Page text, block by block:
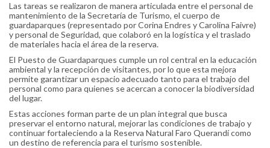
Las tareas se realizaron de manera articulada entre el personal de
mantenimiento de la Secretaría de Turismo, el cuerpo de
guardaparques (representado por Corina Endres y Carolina Faivre)
y personal de Seguridad, que colaboró en la logística y el traslado
de materiales hacia el área de la reserva.
El Puesto de Guardaparques cumple un rol central en la educación
ambiental y la recepción de visitantes, por lo que esta mejora
permite garantizar un espacio adecuado tanto para el trabajo del
personal como para quienes se acercan a conocer la biodiversidad
del lugar.
Estas acciones forman parte de un plan integral que busca
preservar el entorno natural, mejorar las condiciones de trabajo y
continuar fortaleciendo a la Reserva Natural Faro Querandí como
un destino de referencia para el turismo sostenible.